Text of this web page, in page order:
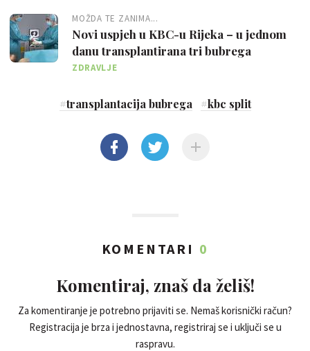
MOŽDA TE ZANIMA...
Novi uspjeh u KBC-u Rijeka – u jednom
danu transplantirana tri bubrega
ZDRAVLJE
#transplantacija bubrega #kbc split
KOMENTARI 0
Komentiraj, znaš da želiš!
Za komentiranje je potrebno prijaviti se. Nemaš korisnički račun?
Registracija je brza i jednostavna, registriraj se i uključi se u
raspravu.